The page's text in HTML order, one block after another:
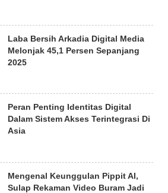
Laba Bersih Arkadia Digital Media
Melonjak 45,1 Persen Sepanjang
2025
Peran Penting Identitas Digital
Dalam Sistem Akses Terintegrasi Di
Asia
Mengenal Keunggulan Pippit AI,
Sulap Rekaman Video Buram Jadi